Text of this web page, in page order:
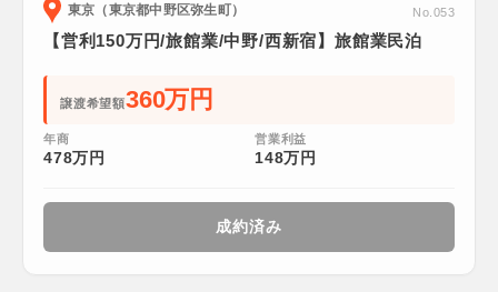
東京（東京都中野区弥生町）
No.053
【営利150万円/旅館業/中野/西新宿】旅館業民泊
譲渡希望額360万円
年商
478万円
営業利益
148万円
成約済み